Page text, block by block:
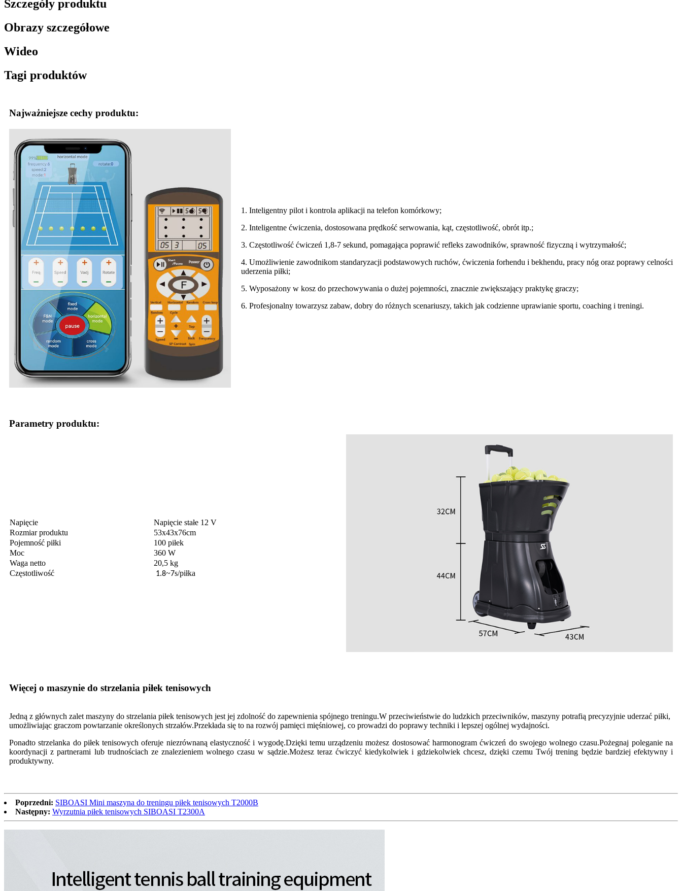
Szczegóły produktu
Obrazy szczegółowe
Wideo
Tagi produktów
Najważniejsze cechy produktu:
1. Inteligentny pilot i kontrola aplikacji na telefon komórkowy;
2. Inteligentne ćwiczenia, dostosowana prędkość serwowania, kąt, częstotliwość, obrót itp.;
3. Częstotliwość ćwiczeń 1,8-7 sekund, pomagająca poprawić refleks zawodników, sprawność fizyczną i wytrzymałość;
4. Umożliwienie zawodnikom standaryzacji podstawowych ruchów, ćwiczenia forhendu i bekhendu, pracy nóg oraz poprawy celności
uderzenia piłki;
5. Wyposażony w kosz do przechowywania o dużej pojemności, znacznie zwiększający praktykę graczy;
6. Profesjonalny towarzysz zabaw, dobry do różnych scenariuszy, takich jak codzienne uprawianie sportu, coaching i treningi.
Parametry produktu:
Napięcie
Napięcie stałe 12 V
Rozmiar produktu
53x43x76cm
Pojemność piłki
100 piłek
Moc
360 W
Waga netto
20,5 kg
Częstotliwość
1.8~7s/piłka
Więcej o maszynie do strzelania piłek tenisowych
Jedną z głównych zalet maszyny do strzelania piłek tenisowych jest jej zdolność do zapewnienia spójnego treningu.W przeciwieństwie do ludzkich przeciwników, maszyny potrafią precyzyjnie uderzać piłki,
umożliwiając graczom powtarzanie określonych strzałów.Przekłada się to na rozwój pamięci mięśniowej, co prowadzi do poprawy techniki i lepszej ogólnej wydajności.
Ponadto strzelanka do piłek tenisowych oferuje niezrównaną elastyczność i wygodę.Dzięki temu urządzeniu możesz dostosować harmonogram ćwiczeń do swojego wolnego czasu.Pożegnaj poleganie na
koordynacji z partnerami lub trudnościach ze znalezieniem wolnego czasu w sądzie.Możesz teraz ćwiczyć kiedykolwiek i gdziekolwiek chcesz, dzięki czemu Twój trening będzie bardziej efektywny i
produktywny.
Poprzedni: SIBOASI Mini maszyna do treningu piłek tenisowych T2000B
Następny: Wyrzutnia piłek tenisowych SIBOASI T2300A